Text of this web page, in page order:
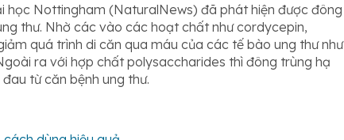
học Nottingham (NaturalNews) đã phát hiện được đông
thư. Nhờ các vào các hoạt chất như cordycepin,
quá trình di căn qua máu của các tế bào ung thư như
ra với hợp chất polysaccharides thì đông trùng hạ
từ căn bệnh ung thư.